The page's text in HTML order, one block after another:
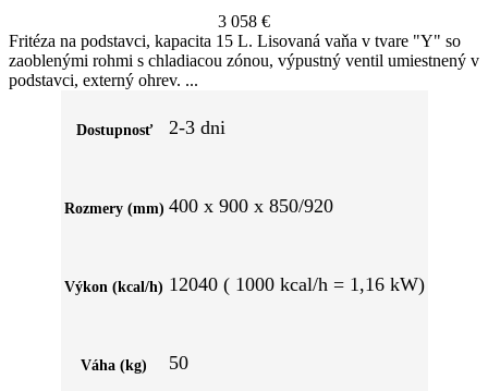
3 058 €
Fritéza na podstavci, kapacita 15 L. Lisovaná vaňa v tvare "Y" so
zaoblenými rohmi s chladiacou zónou, výpustný ventil umiestnený v
podstavci, externý ohrev.
Dostupnosť 2-3 dni
Rozmery (mm) 400 x 900 x 850/920
Výkon (kcal/h) 12040 ( 1000 kcal/h = 1,16 kW)
Váha (kg) 50